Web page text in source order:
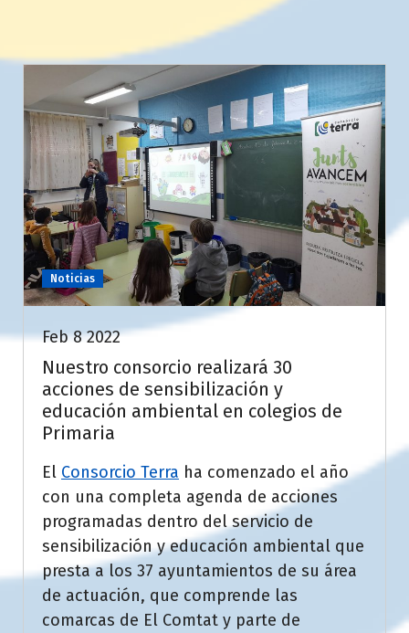
Noticias
Feb 8 2022
Nuestro consorcio realizará 30
acciones de sensibilización y
educación ambiental en colegios de
Primaria
El Consorcio Terra ha comenzado el año
con una completa agenda de acciones
programadas dentro del servicio de
sensibilización y educación ambiental que
presta a los 37 ayuntamientos de su área
de actuación, que comprende las
comarcas de El Comtat y parte de